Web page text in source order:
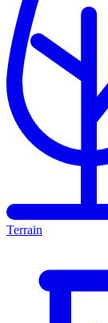
Terrain